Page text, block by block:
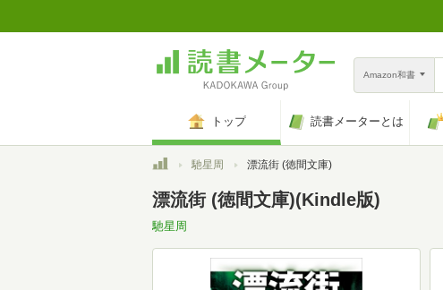
Amazon和書
トップ 読書メーターとは
トップ馳星周 漂流街 (徳間文庫)
漂流街 (徳間文庫)(Kindle版)
馳星周